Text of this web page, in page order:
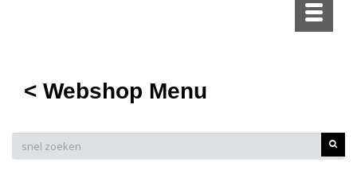
Toggle
< Webshop Menu